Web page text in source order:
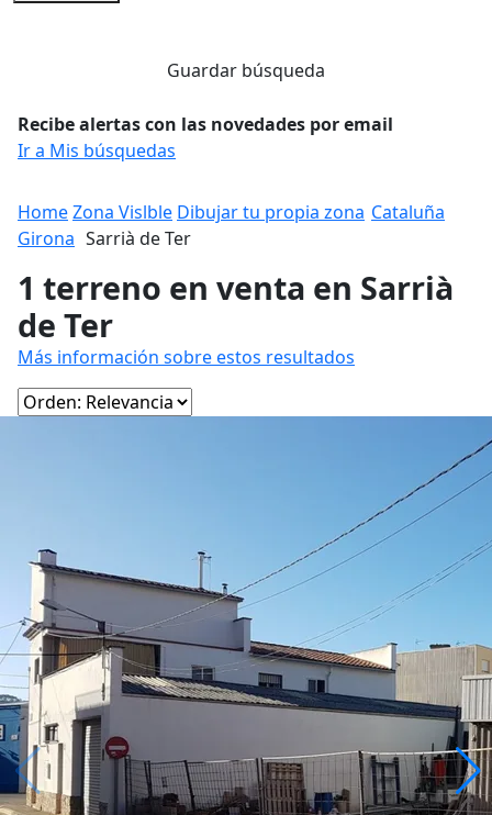
Guardar búsqueda
Recibe alertas con las novedades por email
Ir a Mis búsquedas
HomeZona Vislble Dibujar tu propia zona Cataluña
Girona Sarrià de Ter
1 terreno en venta en Sarrià
de Ter
Más información sobre estos resultados